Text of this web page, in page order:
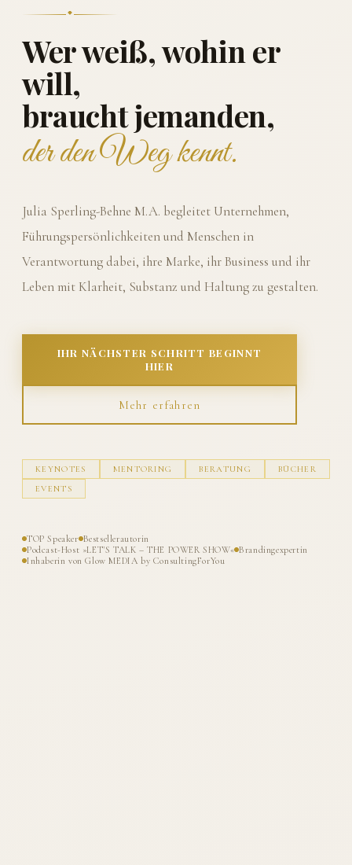
Wer weiß, wohin er
will,
braucht jemanden,
der den Weg kennt.
Julia Sperling-Behne M.A. begleitet Unternehmen,
Führungspersönlichkeiten und Menschen in
Verantwortung dabei, ihre Marke, ihr Business und ihr
Leben mit Klarheit, Substanz und Haltung zu gestalten.
IHR NÄCHSTER SCHRITT BEGINNT
HIER
Mehr erfahren
KEYNOTES MENTORING BERATUNG
BÜCHER
EVENTS
TOP Speaker Bestsellerautorin
Podcast-Host »LET'S TALK – THE POWER SHOW« Brandingexpertin
Inhaberin von Glow MEDIA by ConsultingForYou